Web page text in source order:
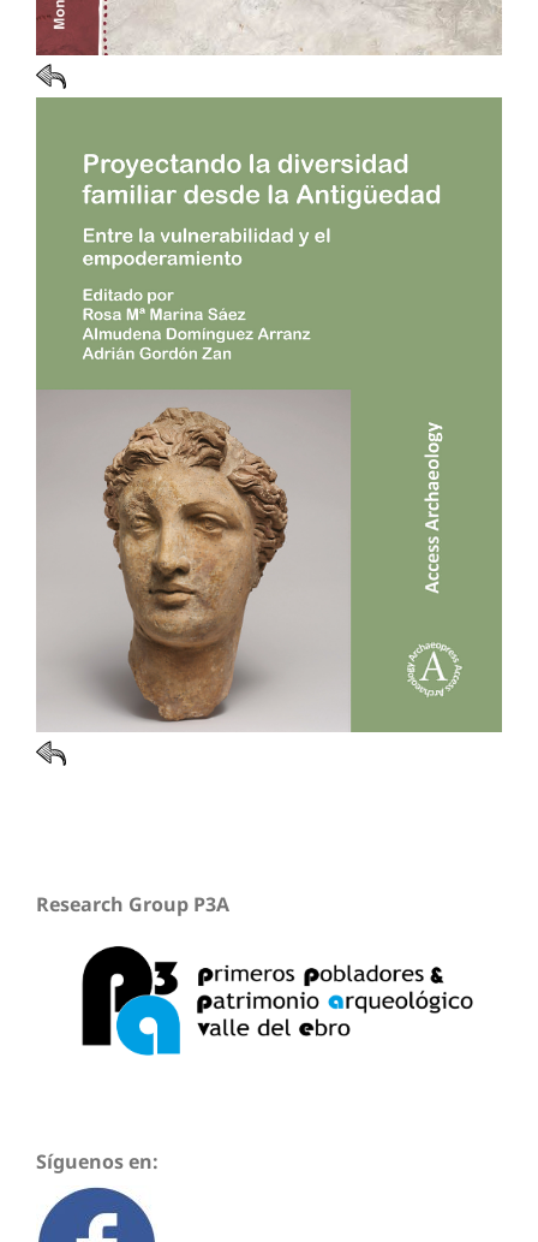
Research Group P3A
Síguenos en: